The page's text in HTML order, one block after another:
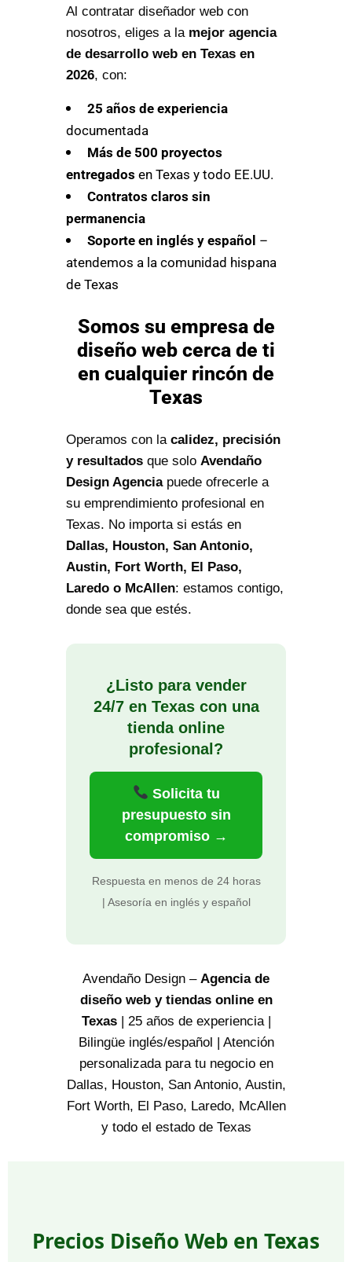
Al contratar diseñador web con
nosotros, eliges a la mejor agencia
de desarrollo web en Texas en
2026, con:
25 años de experiencia
documentada
Más de 500 proyectos
entregados en Texas y todo EE.UU.
Contratos claros sin
permanencia
Soporte en inglés y español –
atendemos a la comunidad hispana
de Texas
Somos su empresa de
diseño web cerca de ti
en cualquier rincón de
Texas
Operamos con la calidez, precisión
y resultados que solo Avendaño
Design Agenciapuede ofrecerle a
su emprendimiento profesional en
Texas. No importa si estás en
Dallas, Houston, San Antonio,
Austin, Fort Worth, El Paso,
Laredo o McAllen: estamos contigo,
donde sea que estés.
¿Listo para vender
24/7 en Texas con una
tienda online
profesional?
Solicita tu
presupuesto sin
compromiso →
Respuesta en menos de 24 horas
| Asesoría en inglés y español
Avendaño Design – Agencia de
diseño web y tiendas online en
Texas| 25 años de experiencia |
Bilingüe inglés/español | Atención
personalizada para tu negocio en
Dallas, Houston, San Antonio, Austin,
Fort Worth, El Paso, Laredo, McAllen
y todo el estado de Texas
Precios Diseño Web en Texas